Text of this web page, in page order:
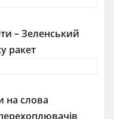
– Зеленський
ракет
на слова